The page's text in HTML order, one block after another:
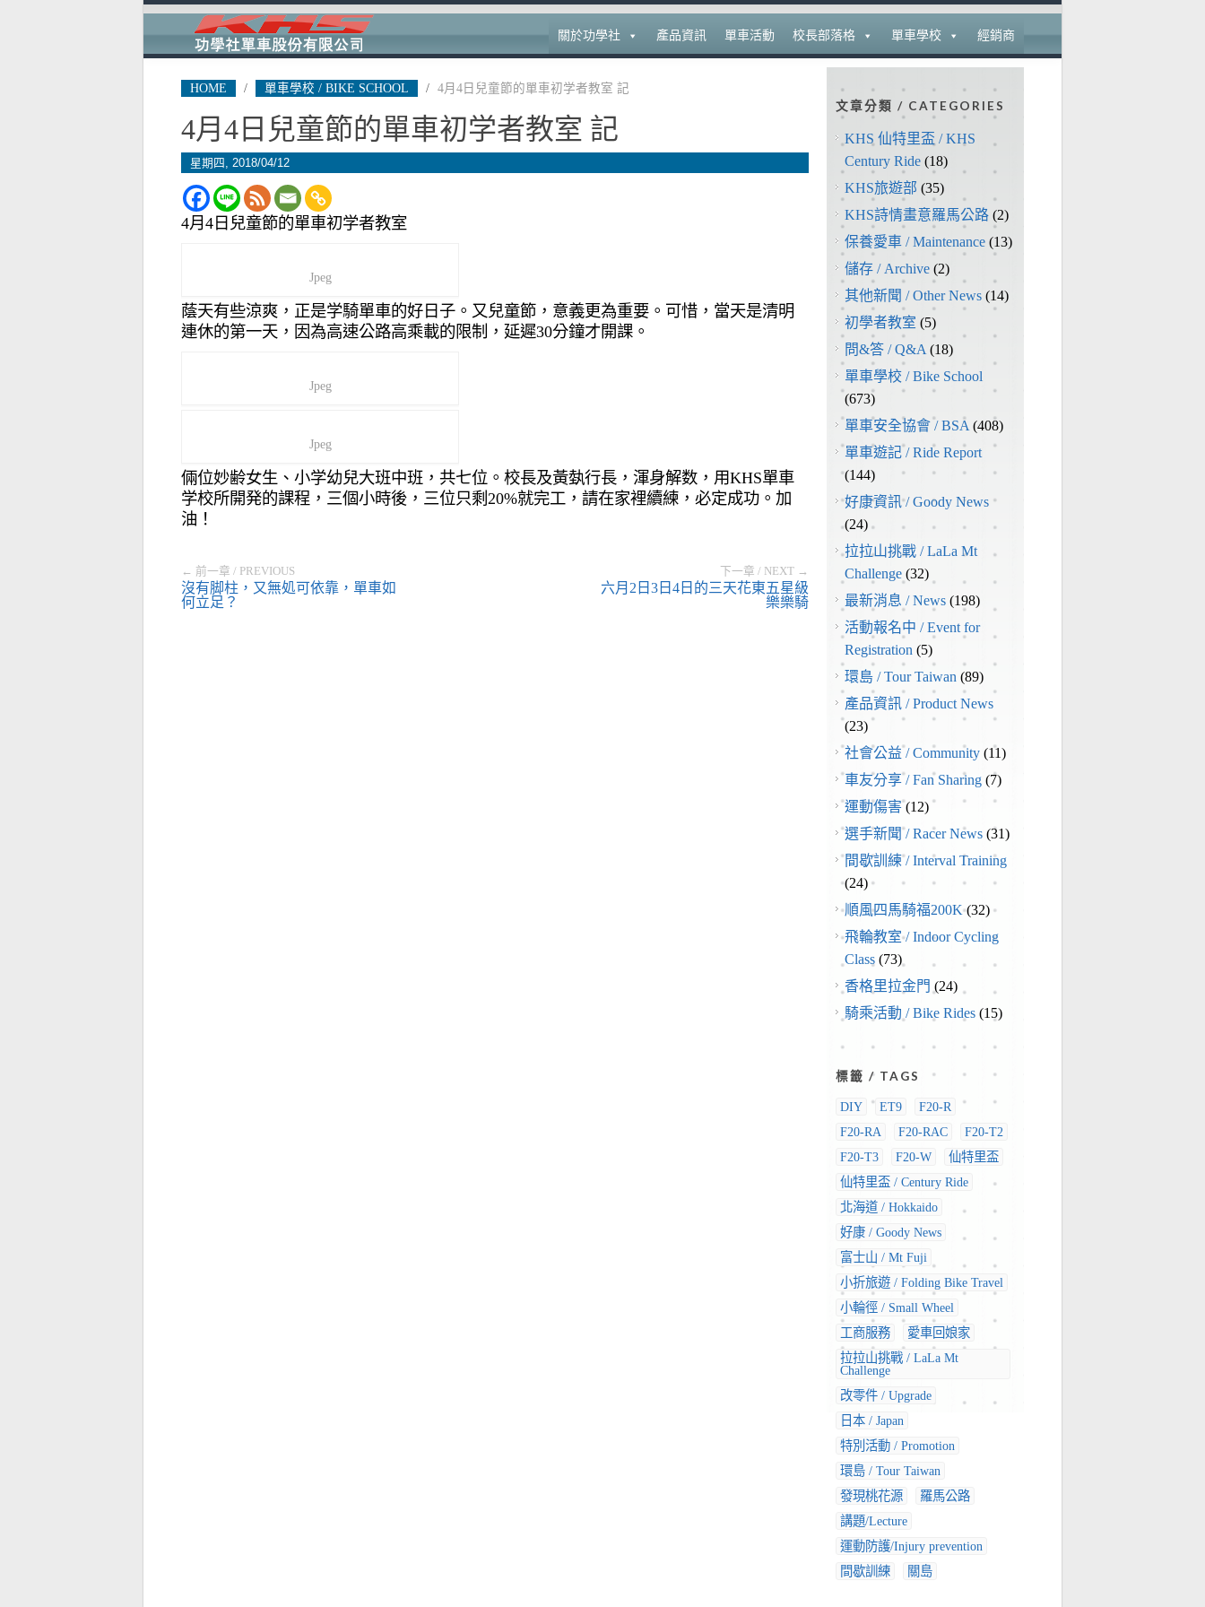
關於功學社 產品資訊 單車活動 校長部落格 單車學校 經銷商
HOME / 單車學校 / BIKE SCHOOL / 4月4日兒童節的單車初学者教室 記
4月4日兒童節的單車初学者教室 記
星期四, 2018/04/12
4月4日兒童節的單車初学者教室
Jpeg
蔭天有些涼爽，正是学騎單車的好日子。又兒童節，意義更為重要。可惜，當天是清明
連休的第一天，因為高速公路高乘載的限制，延遲30分鐘才開課。
Jpeg
Jpeg
倆位妙齢女生、小学幼兒大班中班，共七位。校長及黃埶行長，渾身解数，用KHS單車
学校所開発的課程，三個小時後，三位只剩20%就完工，請在家裡續練，必定成功。加
油！
← 前一章 / PREVIOUS
沒有脚柱，又無処可依靠，單車如
何立足？
下一章 / NEXT →
六月2日3日4日的三天花東五星級
樂樂騎
文章分類 / CATEGORIES
KHS 仙特里盃 / KHS
Century Ride (18)
KHS旅遊部 (35)
KHS詩情畫意羅馬公路 (2)
保養愛車 / Maintenance (13)
儲存 / Archive (2)
其他新聞 / Other News (14)
初學者教室 (5)
問&答 / Q&A (18)
單車學校 / Bike School
(673)
單車安全協會 / BSA (408)
單車遊記 / Ride Report
(144)
好康資訊 / Goody News
(24)
拉拉山挑戰 / LaLa Mt
Challenge (32)
最新消息 / News (198)
活動報名中 / Event for
Registration (5)
環島 / Tour Taiwan (89)
產品資訊 / Product News
(23)
社會公益 / Community (11)
車友分享 / Fan Sharing (7)
運動傷害(12)
選手新聞 / Racer News (31)
間歇訓練 / Interval Training
(24)
順風四馬騎福200K(32)
飛輪教室 / Indoor Cycling
Class (73)
香格里拉金門 (24)
騎乘活動 / Bike Rides (15)
標籤 / TAGS
DIY ET9
F20-R
F20-RA
F20-RAC
F20-T2
F20-T3
F20-W
仙特里盃
仙特里盃 / Century Ride
北海道 / Hokkaido
好康 / Goody News
富士山 / Mt Fuji
小折旅遊 / Folding Bike Travel
小輪徑 / Small Wheel
工商服務
愛車回娘家
拉拉山挑戰 / LaLa Mt
Challenge
改零件 / Upgrade
日本 / Japan
特別活動 / Promotion
環島 / Tour Taiwan
發現桃花源
羅馬公路
講題/Lecture
運動防護/Injury prevention
間歇訓練
關島